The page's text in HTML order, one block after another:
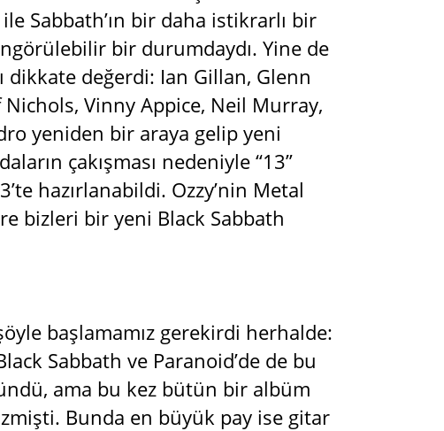
Sabbath’ın bir daha istikrarlı bir
bir durumdaydı. Yine de
dikkate değerdi: Ian Gillan, Glenn
Vinny Appice, Neil Murray,
yeniden bir araya gelip yeni
çakışması nedeniyle “13”
hazırlanabildi. Ozzy’nin Metal
bizleri bir yeni Black Sabbath
başlamamız gerekirdi herhalde:
Sabbath ve Paranoid’de de bu
ama bu kez bütün bir albüm
Bunda en büyük pay ise gitar